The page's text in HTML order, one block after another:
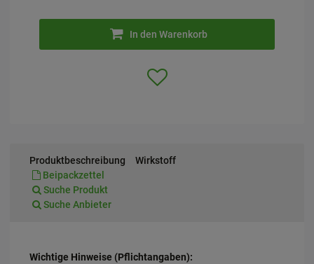
In den Warenkorb
Produktbeschreibung
Wirkstoff
Beipackzettel
Suche Produkt
Suche Anbieter
Wichtige Hinweise (Pflichtangaben):